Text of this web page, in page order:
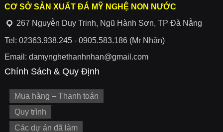
CƠ SỞ SẢN XUẤT ĐÁ MỸ NGHỆ NON NƯỚC
267 Nguyễn Duy Trinh, Ngũ Hành Sơn, TP Đà Nẵng
Tel: 02363.938.245 - 0905.583.186 (Mr Nhân)
Email: damynghethanhnhan@gmail.com
Chính Sách & Quy Định
Mua hàng – Thanh toán
Quy trình
Các dự án đã làm